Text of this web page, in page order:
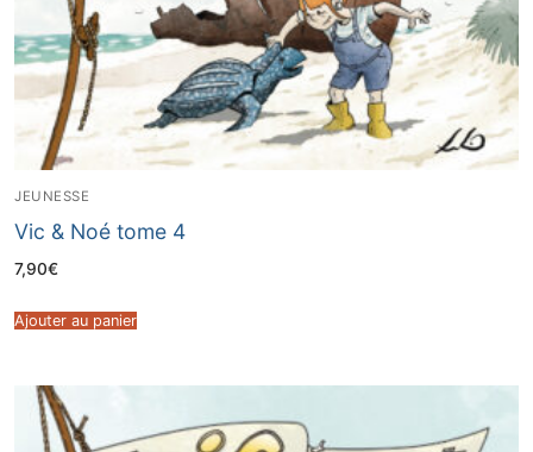
JEUNESSE
Vic & Noé tome 4
7,90€
Ajouter au panier